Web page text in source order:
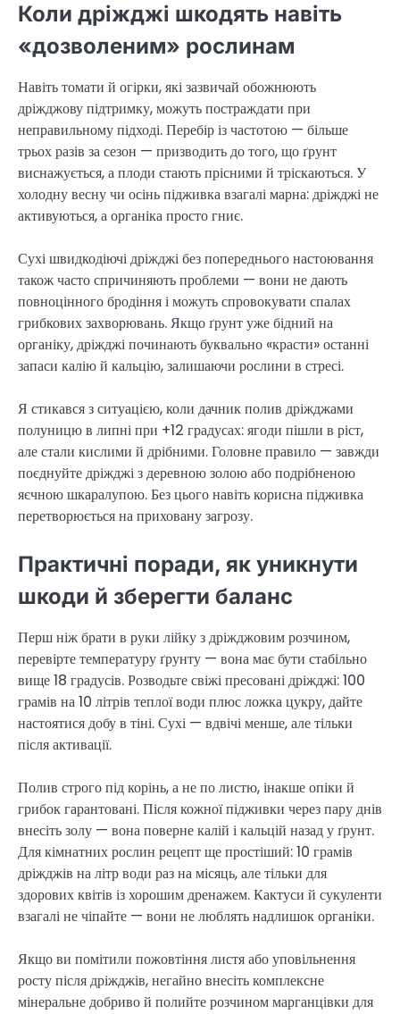
Коли дріжджі шкодять навіть
«дозволеним» рослинам
Навіть томати й огірки, які зазвичай обожнюють
дріжджову підтримку, можуть постраждати при
неправильному підході. Перебір із частотою — більше
трьох разів за сезон — призводить до того, що ґрунт
виснажується, а плоди стають прісними й тріскаються. У
холодну весну чи осінь підживка взагалі марна: дріжджі не
активуються, а органіка просто гниє.
Сухі швидкодіючі дріжджі без попереднього настоювання
також часто спричиняють проблеми — вони не дають
повноцінного бродіння і можуть спровокувати спалах
грибкових захворювань. Якщо ґрунт уже бідний на
органіку, дріжджі починають буквально «красти» останні
запаси калію й кальцію, залишаючи рослини в стресі.
Я стикався з ситуацією, коли дачник полив дріжджами
полуницю в липні при +12 градусах: ягоди пішли в ріст,
але стали кислими й дрібними. Головне правило — завжди
поєднуйте дріжджі з деревною золою або подрібненою
яєчною шкаралупою. Без цього навіть корисна підживка
перетворюється на приховану загрозу.
Практичні поради, як уникнути
шкоди й зберегти баланс
Перш ніж брати в руки лійку з дріжджовим розчином,
перевірте температуру ґрунту — вона має бути стабільно
вище 18 градусів. Розводьте свіжі пресовані дріжджі: 100
грамів на 10 літрів теплої води плюс ложка цукру, дайте
настоятися добу в тіні. Сухі — вдвічі менше, але тільки
після активації.
Полив строго під корінь, а не по листю, інакше опіки й
грибок гарантовані. Після кожної підживки через пару днів
внесіть золу — вона поверне калій і кальцій назад у ґрунт.
Для кімнатних рослин рецепт ще простіший: 10 грамів
дріжджів на літр води раз на місяць, але тільки для
здорових квітів із хорошим дренажем. Кактуси й сукуленти
взагалі не чіпайте — вони не люблять надлишок органіки.
Якщо ви помітили пожовтіння листя або уповільнення
росту після дріжджів, негайно внесіть комплексне
мінеральне добриво й полийте розчином марганцівки для